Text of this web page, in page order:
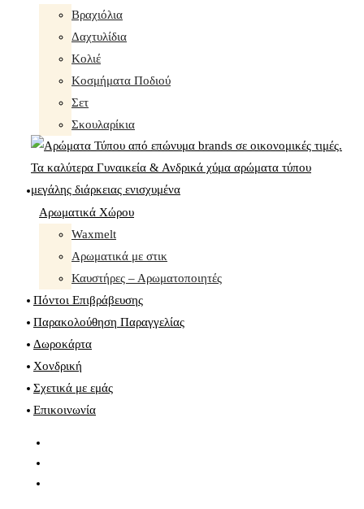
Βραχιόλια
Δαχτυλίδια
Κολιέ
Κοσμήματα Ποδιού
Σετ
Σκουλαρίκια
Αρωματικά Χώρου
Waxmelt
Αρωματικά με στικ
Καυστήρες – Αρωματοποιητές
Πόντοι Επιβράβευσης
Παρακολούθηση Παραγγελίας
Δωροκάρτα
Χονδρική
Σχετικά με εμάς
Επικοινωνία